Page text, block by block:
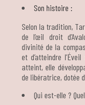
Son histoire :
Selon la tradition,
de l’œil droit
divinité de la
et d’atteindre
atteint, elle
de libératrice, dotée
Qui est-elle ?